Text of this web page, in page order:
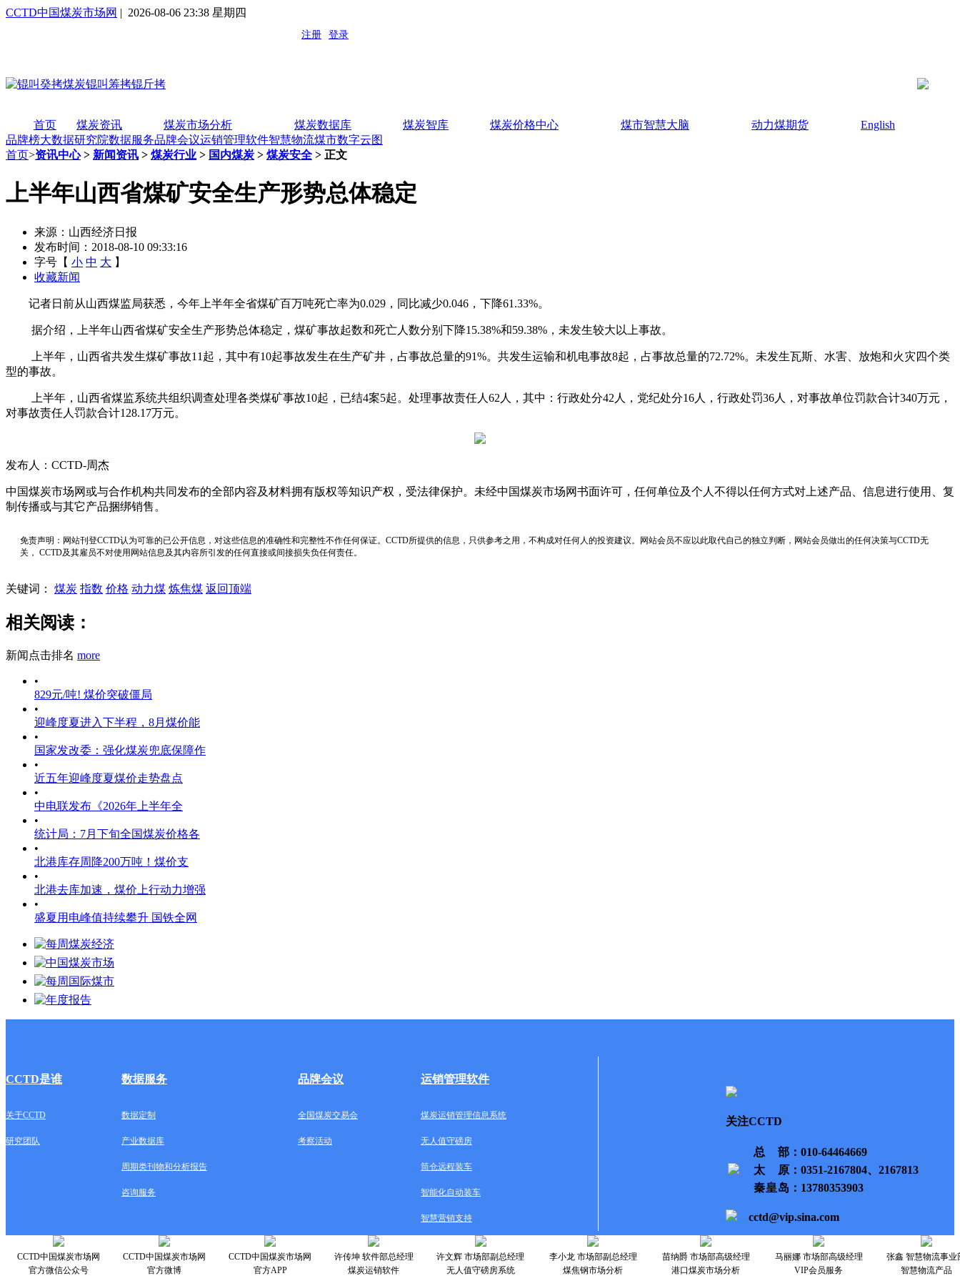
CCTD中国煤炭市场网 | 2026-08-06 23:38 星期四
首页 煤炭资讯 煤炭市场分析 煤炭数据库 煤炭智库 煤炭价格中心 煤市智慧大脑 动力煤期货
English
品牌榜大数据研究院数据服务品牌会议运销管理软件智慧物流煤市数字云图
首页>资讯中心> 新闻资讯 > 煤炭行业 > 国内煤炭 > 煤炭安全 > 正文
上半年山西省煤矿安全生产形势总体稳定
来源：山西经济日报
发布时间：2018-08-10 09:33:16
字号【 小 中 大 】
收藏新闻
记者日前从山西煤监局获悉，今年上半年全省煤矿百万吨死亡率为0.029，同比减少0.046，下降61.33%。
据介绍，上半年山西省煤矿安全生产形势总体稳定，煤矿事故起数和死亡人数分别下降15.38%和59.38%，未发生较大以上事故。
上半年，山西省共发生煤矿事故11起，其中有10起事故发生在生产矿井，占事故总量的91%。共发生运输和机电事故8起，占事故总量的72.72%。未发生瓦斯、水害、放炮和火灾四个类
型的事故。
上半年，山西省煤监系统共组织调查处理各类煤矿事故10起，已结4案5起。处理事故责任人62人，其中：行政处分42人，党纪处分16人，行政处罚36人，对事故单位罚款合计340万元，
对事故责任人罚款合计128.17万元。
发布人：CCTD-周杰
中国煤炭市场网或与合作机构共同发布的全部内容及材料拥有版权等知识产权，受法律保护。未经中国煤炭市场网书面许可，任何单位及个人不得以任何方式对上述产品、信息进行使用、复
制传播或与其它产品捆绑销售。
免责声明：网站刊登CCTD认为可靠的已公开信息，对这些信息的准确性和完整性不作任何保证。CCTD所提供的信息，只供参考之用，不构成对任何人的投资建议。网站会员不应以此取代自己的独立判断，网站会员做出的任何决策与CCTD无
关， CCTD及其雇员不对使用网站信息及其内容所引发的任何直接或间接损失负任何责任。
关键词： 煤炭 指数 价格 动力煤 炼焦煤 返回顶端
相关阅读：
新闻点击排名 more
•
829元/吨! 煤价突破僵局
•
迎峰度夏进入下半程，8月煤价能
•
国家发改委：强化煤炭兜底保障作
•
近五年迎峰度夏煤价走势盘点
•
中电联发布《2026年上半年全
•
统计局：7月下旬全国煤炭价格各
•
北港库存周降200万吨！煤价支
•
北港去库加速，煤价上行动力增强
•
盛夏用电峰值持续攀升 国铁全网
CCTD是谁 数据服务 品牌会议 运销管理软件
关于CCTD 数据定制 全国煤炭交易会 煤炭运销管理信息系统
研究团队 产业数据库 考察活动 无人值守磅房
周期类刊物和分析报告 筒仓远程装车
咨询服务 智能化自动装车
智慧营销支持
关注CCTD
总部 ：010-64464669
太原 ：0351-2167804、2167813
秦皇岛 ：13780353903
cctd@vip.sina.com
CCTD中国煤炭市场网
官方微信公众号
CCTD中国煤炭市场网
官方微博
CCTD中国煤炭市场网
官方APP
许传坤 软件部总经理
煤炭运销软件
许文辉 市场部副总经理
无人值守磅房系统
李小龙 市场部副总经理
煤焦钢市场分析
苗纳爵 市场部高级经理
港口煤炭市场分析
马丽娜 市场部高级经理
VIP会员服务
张鑫 智慧物流事业
智慧物流产品